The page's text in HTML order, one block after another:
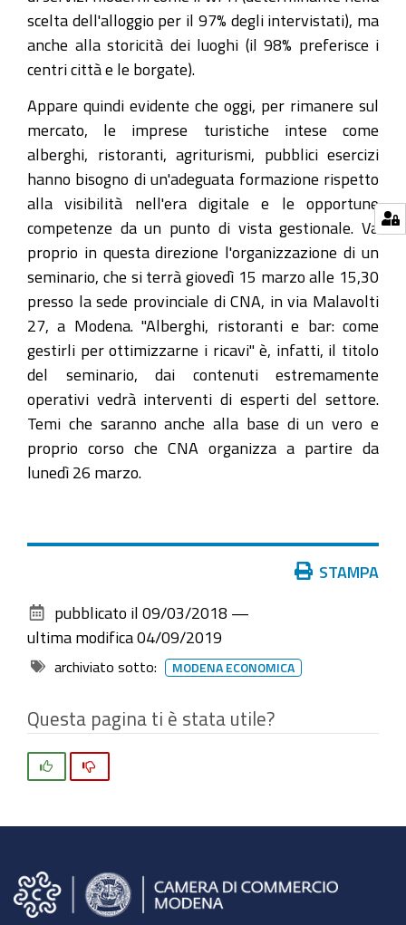
scelta dell'alloggio per il 97% degli intervistati), ma
anche alla storicità dei luoghi (il 98% preferisce i
centri città e le borgate).
Appare quindi evidente che oggi, per rimanere sul
mercato, le imprese turistiche intese come
alberghi, ristoranti, agriturismi, pubblici esercizi
hanno bisogno di un'adeguata formazione rispetto
alla visibilità nell'era digitale e le opportune
competenze da un punto di vista gestionale. Va
proprio in questa direzione l'organizzazione di un
seminario, che si terrà giovedì 15 marzo alle 15,30
presso la sede provinciale di CNA, in via Malavolti
27, a Modena. "Alberghi, ristoranti e bar: come
gestirli per ottimizzarne i ricavi" è, infatti, il titolo
del seminario, dai contenuti estremamente
operativi vedrà interventi di esperti del settore.
Temi che saranno anche alla base di un vero e
proprio corso che CNA organizza a partire da
lunedì 26 marzo.
documento
STAMPA
pubblicato il 09/03/2018 —
ultima modifica 04/09/2019
archiviato sotto: MODENA ECONOMICA
Questa pagina ti è stata utile?